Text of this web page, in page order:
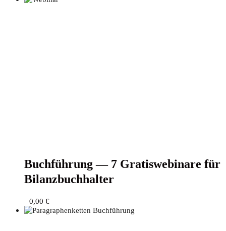
Buch­füh­rung — 7 Gra­tis­web­i­na­re für
Bilanzbuchhalter
0,00 €